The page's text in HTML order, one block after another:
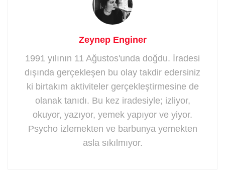
Zeynep Enginer
1991 yılının 11 Ağustos'unda doğdu. İradesi
dışında gerçekleşen bu olay takdir edersiniz
ki birtakım aktiviteler gerçekleştirmesine de
olanak tanıdı. Bu kez iradesiyle; izliyor,
okuyor, yazıyor, yemek yapıyor ve yiyor.
Psycho izlemekten ve barbunya yemekten
asla sıkılmıyor.